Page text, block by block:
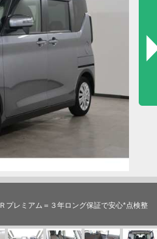
レミアム＝３年ロング保証で安心*点検整